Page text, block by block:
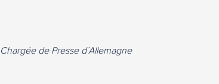
de Presse d´Allemagne